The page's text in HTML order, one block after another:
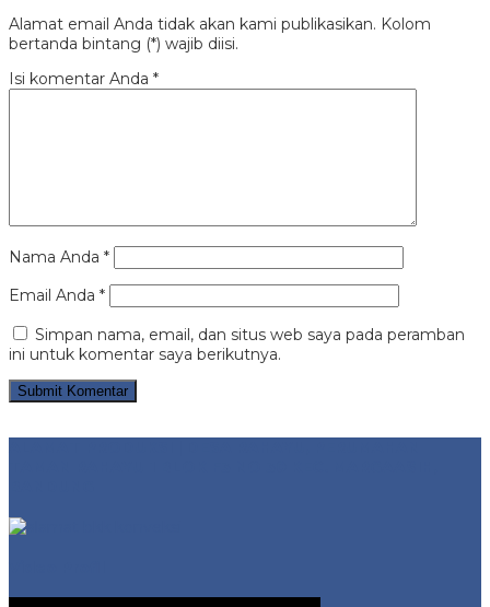
Alamat email Anda tidak akan kami publikasikan. Kolom
bertanda bintang (*) wajib diisi.
Isi komentar Anda *
Nama Anda *
Email Anda *
Simpan nama, email, dan situs web saya pada peramban
ini untuk komentar saya berikutnya.